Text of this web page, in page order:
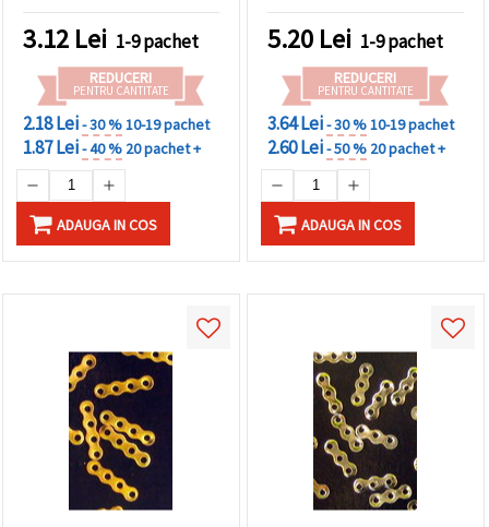
3.12 Lei 1-9 pachet
REDUCERI
PENTRU CANTITATE
2.18 Lei- 30 %10-19 pachet
1.87 Lei- 40 % 20 pachet +
ADAUGA IN COS
5.20 Lei 1-9 pachet
REDUCERI
PENTRU CANTITATE
3.64 Lei- 30 %10-19 pachet
2.60 Lei- 50 % 20 pachet +
ADAUGA IN COS